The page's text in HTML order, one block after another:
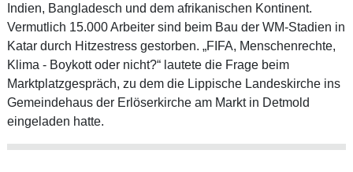
Indien, Bangladesch und dem afrikanischen Kontinent.
Vermutlich 15.000 Arbeiter sind beim Bau der WM-Stadien in
Katar durch Hitzestress gestorben. „FIFA, Menschenrechte,
Klima - Boykott oder nicht?“ lautete die Frage beim
Marktplatzgespräch, zu dem die Lippische Landeskirche ins
Gemeindehaus der Erlöserkirche am Markt in Detmold
eingeladen hatte.